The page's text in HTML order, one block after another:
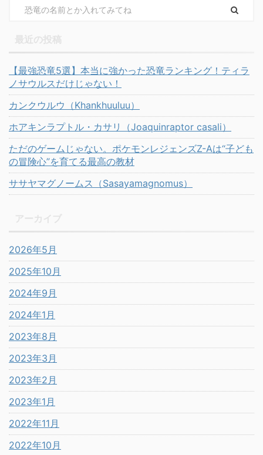
【最強恐竜5選】本当に強かった恐竜ランキング！ティラ
ノサウルスだけじゃない！
カンクウルウ（Khankhuuluu）
ホアキンラプトル・カサリ（Joaquinraptor casali）
ただのゲームじゃない。ポケモンレジェンズZ-Aは“子ども
の冒険心”を育てる最高の教材
ササヤマグノームス（Sasayamagnomus）
2026年5月
2025年10月
2024年9月
2024年1月
2023年8月
2023年3月
2023年2月
2023年1月
2022年11月
2022年10月